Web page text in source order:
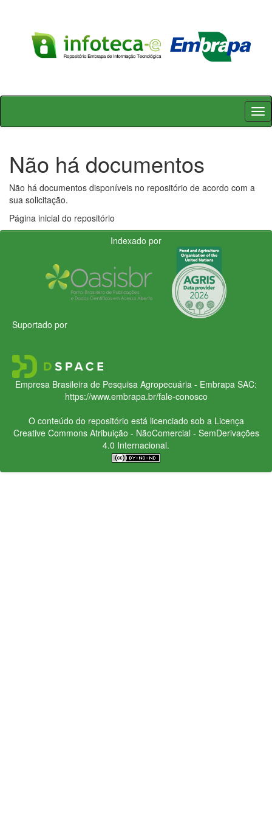
Skip
Não há documentos
Não há documentos disponíveis no repositório de acordo com a
sua solicitação.
Página inicial do repositório
Indexado por
Suportado por
Empresa Brasileira de Pesquisa Agropecuária - Embrapa SAC:
https://www.embrapa.br/fale-conosco
O conteúdo do repositório está licenciado sob a Licença
Creative CommonsAtribuição - NãoComercial - SemDerivações
4.0 Internacional.